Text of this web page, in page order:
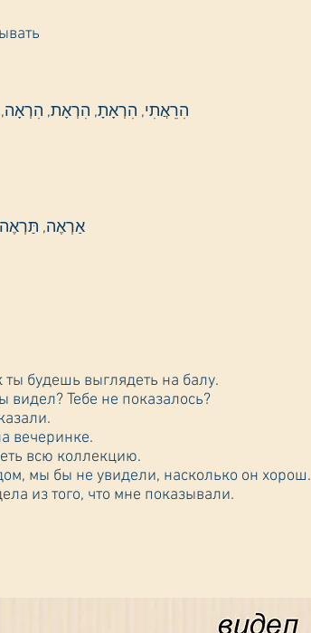
будешь выглядеть на балу.
видел? Тебе не показалось?
вечеринке.
всю коллекцию.
мы бы не увидели, насколько он хорош.
из того, что мне показывали.